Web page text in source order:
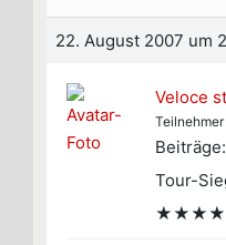
22. August 2007 um
Veloce
Teilnehmer
Tour-